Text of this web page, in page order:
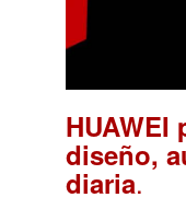
HUAWEI
diseño,
diaria.